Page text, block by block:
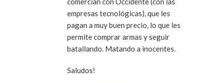
empresas tecnológicas), que les
pagan a muy buen precio, lo que les
permite comprar armas y seguir
batallando. Matando a inocentes.
Saludos!